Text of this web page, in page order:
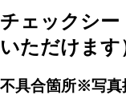
チェックシー
いただけます
不具合箇所※写真